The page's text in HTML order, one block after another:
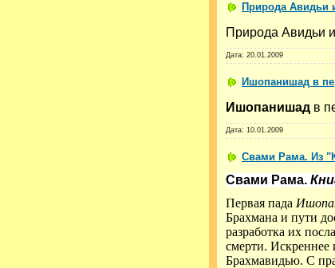
Природа Авидьи
Природа Авидьи
Дата: 20.01.2009
Ишопанишад в
Ишопанишад в
Дата: 10.01.2009
Свами Рама. Из
Свами Рама.
Первая пада
Брахмана и пути
разработка их
смерти. Искреннее
Брахмавидью. С